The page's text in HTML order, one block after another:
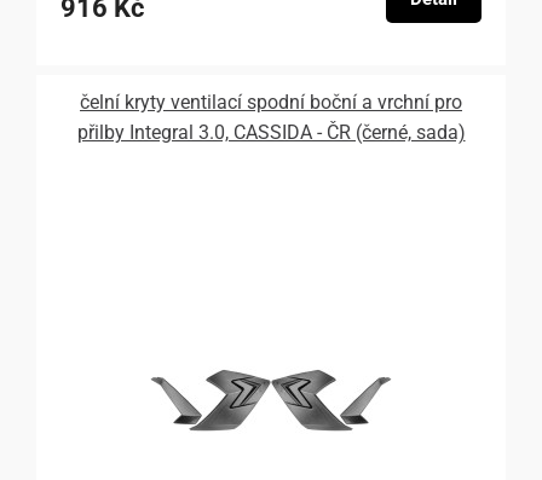
916 Kč
čelní kryty ventilací spodní boční a vrchní pro
přilby Integral 3.0, CASSIDA - ČR (černé, sada)